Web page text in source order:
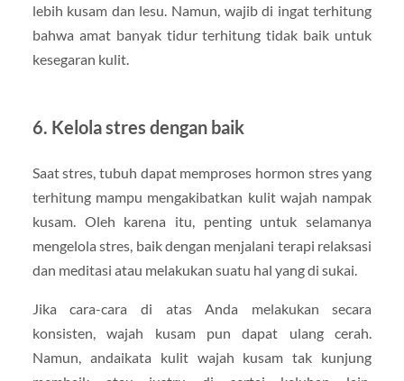
lebih kusam dan lesu. Namun, wajib di ingat terhitung
bahwa amat banyak tidur terhitung tidak baik untuk
kesegaran kulit.
6. Kelola stres dengan baik
Saat stres, tubuh dapat memproses hormon stres yang
terhitung mampu mengakibatkan kulit wajah nampak
kusam. Oleh karena itu, penting untuk selamanya
mengelola stres, baik dengan menjalani terapi relaksasi
dan meditasi atau melakukan suatu hal yang di sukai.
Jika cara-cara di atas Anda melakukan secara
konsisten, wajah kusam pun dapat ulang cerah.
Namun, andaikata kulit wajah kusam tak kunjung